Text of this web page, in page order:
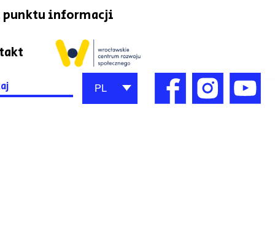
punktu informacji
PL